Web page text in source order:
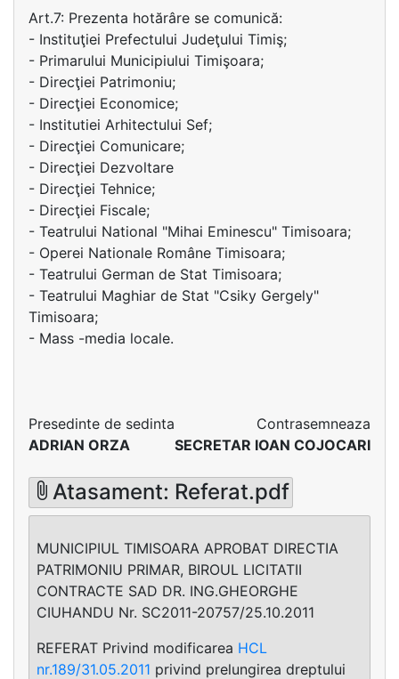
Art.7: Prezenta hotărâre se comunică:
- Instituţiei Prefectului Judeţului Timiş;
- Primarului Municipiului Timişoara;
- Direcţiei Patrimoniu;
- Direcţiei Economice;
- Institutiei Arhitectului Sef;
- Direcţiei Comunicare;
- Direcţiei Dezvoltare
- Direcţiei Tehnice;
- Direcţiei Fiscale;
- Teatrului National "Mihai Eminescu" Timisoara;
- Operei Nationale Române Timisoara;
- Teatrului German de Stat Timisoara;
- Teatrului Maghiar de Stat "Csiky Gergely"
Timisoara;
- Mass -media locale.
Presedinte de sedinta
ADRIAN ORZA
Contrasemneaza
SECRETAR IOAN COJOCARI
Atasament: Referat.pdf
MUNICIPIUL TIMISOARA APROBAT DIRECTIA
PATRIMONIU PRIMAR, BIROUL LICITATII
CONTRACTE SAD DR. ING.GHEORGHE
CIUHANDU Nr. SC2011-20757/25.10.2011
REFERAT Privind modificarea HCL
nr.189/31.05.2011 privind prelungirea dreptului